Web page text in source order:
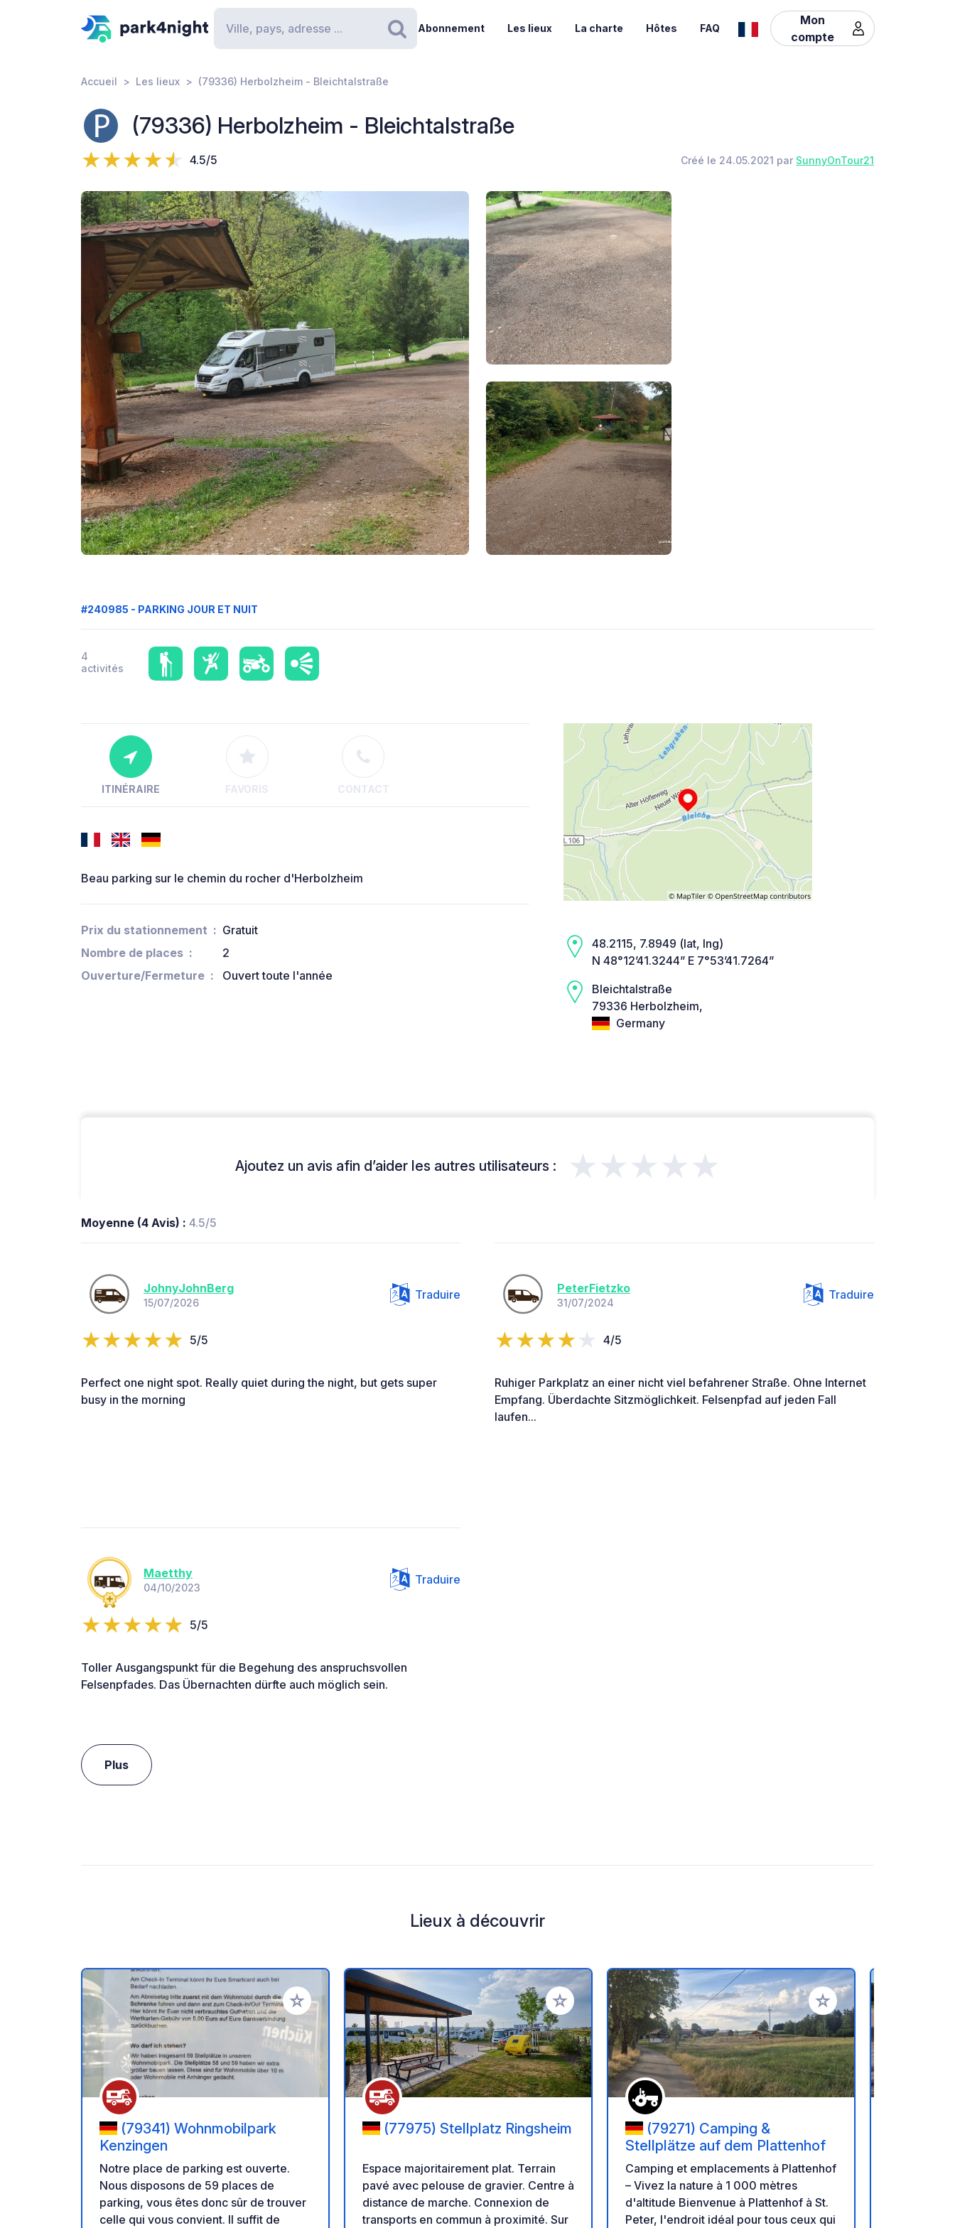
Rechercher
Abonnement Les lieux La charte Hôtes FAQ
Mon
compte
Accueil Les lieux (79336) Herbolzheim - Bleichtalstraße
(79336) Herbolzheim - Bleichtalstraße
4.5/5 Créé le 24.05.2021 par SunnyOnTour21
#240985 - PARKING JOUR ET NUIT
4
activités
ITINÉRAIRE FAVORIS CONTACT
Beau parking sur le chemin du rocher d'Herbolzheim
Prix du stationnement
Gratuit
Nombre de places
2
Ouverture/Fermeture
Ouvert toute l'année
48.2115, 7.8949 (lat, lng)
N 48°12’41.3244” E 7°53’41.7264”
Bleichtalstraße
79336 Herbolzheim,
Germany
Ajoutez un avis afin d’aider les autres utilisateurs : ★★★★★
Moyenne (4 Avis) : 4.5/5
JohnyJohnBerg
15/07/2026
Traduire
5/5
Perfect one night spot. Really quiet during the night, but gets super
busy in the morning
PeterFietzko
31/07/2024
Traduire
4/5
Ruhiger Parkplatz an einer nicht viel befahrener Straße. Ohne Internet
Empfang. Überdachte Sitzmöglichkeit. Felsenpfad auf jeden Fall
laufen...
Maetthy
04/10/2023
Traduire
5/5
Toller Ausgangspunkt für die Begehung des anspruchsvollen
Felsenpfades. Das Übernachten dürfte auch möglich sein.
Plus
Lieux à découvrir
Ajouter à vos favoris
(79341) Wohnmobilpark
Kenzingen
Notre place de parking est ouverte.
Nous disposons de 59 places de
parking, vous êtes donc sûr de trouver
celle qui vous convient. Il suffit de
Ajouter à vos favoris
(77975) Stellplatz Ringsheim
Espace majoritairement plat. Terrain
pavé avec pelouse de gravier. Centre à
distance de marche. Connexion de
transports en commun à proximité. Sur
Ajouter à vos favoris
(79271) Camping &
Stellplätze auf dem Plattenhof
Camping et emplacements à Plattenhof
– Vivez la nature à 1 000 mètres
d'altitude Bienvenue à Plattenhof à St.
Peter, l'endroit idéal pour tous ceux qui